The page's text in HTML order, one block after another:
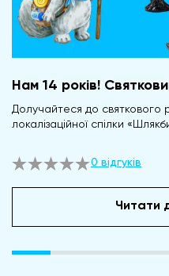
Нам 14 років!
Долучайтеся до святкового
локалізаційної спілки
0 відгуків
Читати